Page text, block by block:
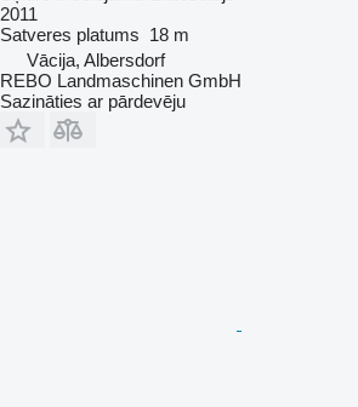
2011
Satveres platums 18 m
Vācija, Albersdorf
REBO Landmaschinen GmbH
Sazināties ar pārdevēju